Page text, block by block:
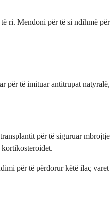
ri. Mendoni për të si ndihmë
për të imituar antitrupat
për të siguruar
për të përdorur këtë ilaç